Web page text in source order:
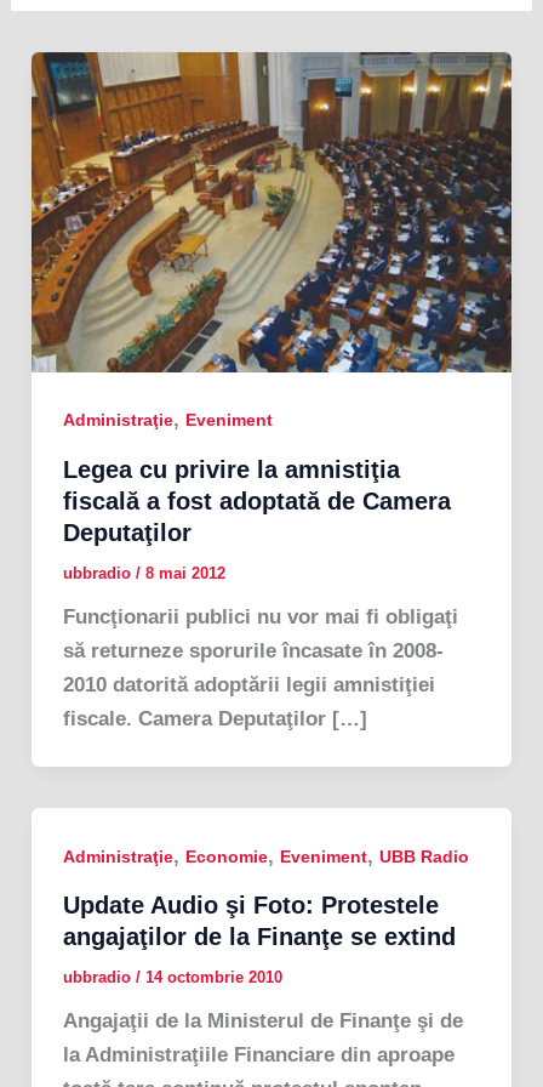
Administraţie, Eveniment
Legea cu privire la amnistiţia
fiscală a fost adoptată de Camera
Deputaţilor
ubbradio / 8 mai 2012
Funcţionarii publici nu vor mai fi obligaţi
să returneze sporurile încasate în 2008-
2010 datorită adoptării legii amnistiţiei
fiscale. Camera Deputaţilor […]
Administraţie, Economie, Eveniment, UBB Radio
Update Audio şi Foto: Protestele
angajaţilor de la Finanţe se extind
ubbradio / 14 octombrie 2010
Angajaţii de la Ministerul de Finanţe şi de
la Administraţiile Financiare din aproape